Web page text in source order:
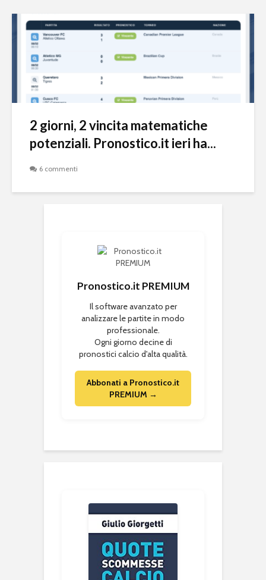
2 giorni, 2 vincita matematiche
potenziali. Pronostico.it ieri ha...
6 commenti
Pronostico.it PREMIUM
Il software avanzato per
analizzare le partite in modo
professionale.
Ogni giorno decine di
pronostici calcio d'alta qualità.
Abbonati a Pronostico.it
PREMIUM →